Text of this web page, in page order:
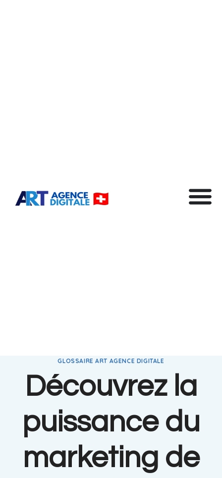
GLOSSAIRE ART AGENCE DIGITALE
Découvrez la
puissance du
marketing de